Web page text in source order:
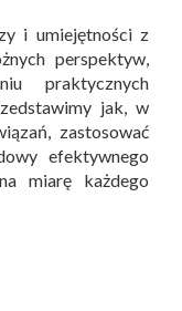
i umiejętności z
perspektyw,
praktycznych
jak, w
zastosować
efektywnego
miarę każdego